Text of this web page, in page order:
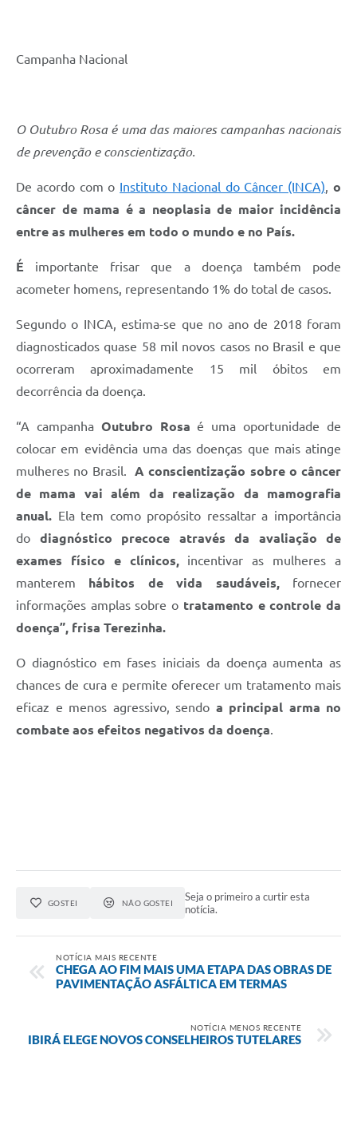
Campanha Nacional
O Outubro Rosa é uma das maiores campanhas nacionais
de prevenção e conscientização.
De acordo com o Instituto Nacional do Câncer (INCA),o
câncer de mama é a neoplasia de maior incidência
entre as mulheres em todo o mundo e no País.
É importante frisar que a doença também pode
acometer homens, representando 1% do total de casos.
Segundo o INCA, estima-se que no ano de 2018 foram
diagnosticados quase 58 mil novos casos no Brasil e que
ocorreram aproximadamente 15 mil óbitos em
decorrência da doença.
“A campanha Outubro Rosa é uma oportunidade de
colocar em evidência uma das doenças que mais atinge
mulheres no Brasil. A conscientização sobre o câncer
de mama vai além da realização da mamografia
anual. Ela tem como propósito ressaltar a importância
do diagnóstico precoce através da avaliação de
exames físico e clínicos,incentivar as mulheres a
manterem hábitos de vida saudáveis,fornecer
informações amplas sobre o tratamento e controle da
doença”, frisa Terezinha.
O diagnóstico em fases iniciais da doença aumenta as
chances de cura e permite oferecer um tratamento mais
eficaz e menos agressivo, sendo a principal arma no
combate aos efeitos negativos da doença.
GOSTEI NÃO GOSTEI
Seja o primeiro a curtir esta
notícia.
NOTÍCIA MAIS RECENTE
CHEGA AO FIM MAIS UMA ETAPA DAS OBRAS DE
PAVIMENTAÇÃO ASFÁLTICA EM TERMAS
NOTÍCIA MENOS RECENTE
IBIRÁ ELEGE NOVOS CONSELHEIROS TUTELARES